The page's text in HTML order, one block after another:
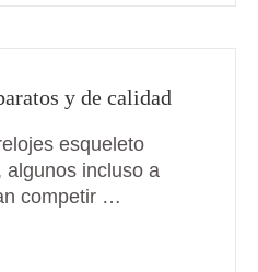
y de calidad
esqueleto
algunos incluso a
competir …